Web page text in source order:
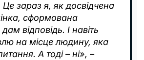
зараз я, як досвідчена
сформована
відповідь. І навіть
на місце людину, яка
А тоді – ні», –